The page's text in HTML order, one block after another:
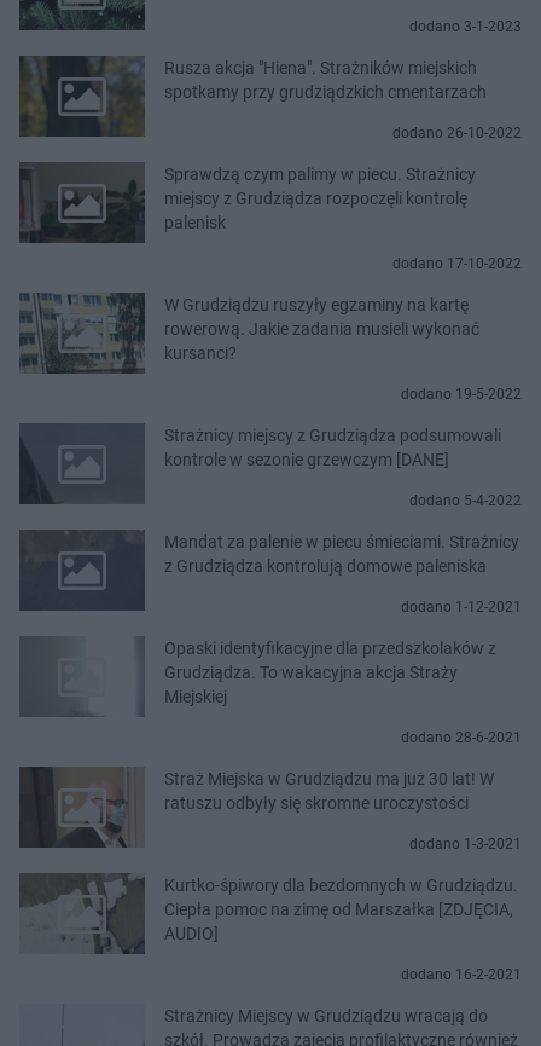
dodano 3-1-2023
Rusza akcja "Hiena". Strażników miejskich
spotkamy przy grudziądzkich cmentarzach
dodano 26-10-2022
Sprawdzą czym palimy w piecu. Strażnicy
miejscy z Grudziądza rozpoczęli kontrolę
palenisk
dodano 17-10-2022
W Grudziądzu ruszyły egzaminy na kartę
rowerową. Jakie zadania musieli wykonać
kursanci?
dodano 19-5-2022
Strażnicy miejscy z Grudziądza podsumowali
kontrole w sezonie grzewczym [DANE]
dodano 5-4-2022
Mandat za palenie w piecu śmieciami. Strażnicy
z Grudziądza kontrolują domowe paleniska
dodano 1-12-2021
Opaski identyfikacyjne dla przedszkolaków z
Grudziądza. To wakacyjna akcja Straży
Miejskiej
dodano 28-6-2021
Straż Miejska w Grudziądzu ma już 30 lat! W
ratuszu odbyły się skromne uroczystości
dodano 1-3-2021
Kurtko-śpiwory dla bezdomnych w Grudziądzu.
Ciepła pomoc na zimę od Marszałka [ZDJĘCIA,
AUDIO]
dodano 16-2-2021
Strażnicy Miejscy w Grudziądzu wracają do
szkół. Prowadzą zajęcia profilaktyczne również